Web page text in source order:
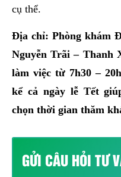
cụ thể.
Địa chỉ: Phòng khám
Nguyễn Trãi – Thanh
làm việc từ 7h30 –
kể cả ngày lễ Tết
chọn thời gian thăm
GỬI CÂU HỎI TƯ